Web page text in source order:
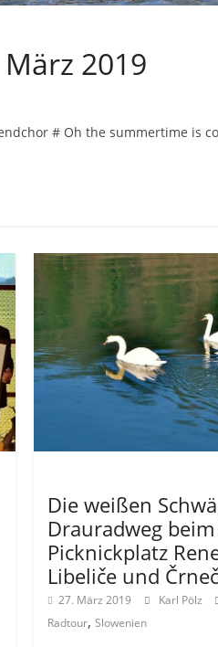
2019
# Oh the summertime is
Die weißen
Drauradweg beim
Picknickplatz
Libeliče und
27. März 2019 Karl Pölz
Radtour,Slowenien